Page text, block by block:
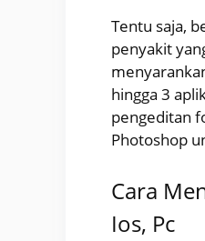
Tentu saja,
penyakit
hingga 3
pengeditan
Photoshop
Cara
Ios, Pc